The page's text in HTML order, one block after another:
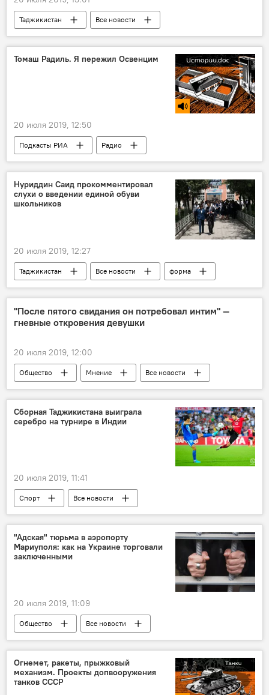
Таджикистан
Все новости
Прогноз погоды в Таджикистане
КЧС Таджикистана
селевой поток
Томаш Радиль. Я пережил Освенцим
20 июля 2019, 12:50
Подкасты РИА Радио
Нуриддин Саид прокомментировал
слухи о введении единой обуви
школьников
20 июля 2019, 12:27
Таджикистан Все новости
форма
школа
"После пятого свидания он потребовал интим" —
гневные откровения девушки
20 июля 2019, 12:00
Общество Мнение
Все новости
свидание
Сборная Таджикистана выиграла
серебро на турнире в Индии
20 июля 2019, 11:41
Спорт
Все новости
Таджикистан: свежие новости спорта
футбол
"Адская" тюрьма в аэропорту
Мариуполя: как на Украине торговали
заключенными
20 июля 2019, 11:09
Общество Все новости
Огнемет, ракеты, прыжковый
механизм. Проекты допвооружения
танков СССР